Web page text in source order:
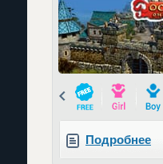
Prev
Подробнее